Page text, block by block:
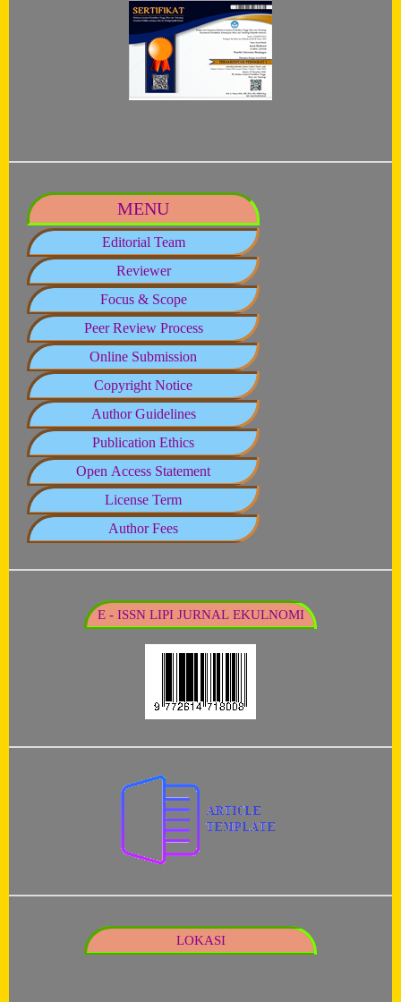
MENU
Editorial Team
Reviewer
Focus & Scope
Peer Review Process
Online Submission
Copyright Notice
Author Guidelines
Publication Ethics
Open Access Statement
License Term
Author Fees
E - ISSN LIPI JURNAL EKULNOMI
LOKASI